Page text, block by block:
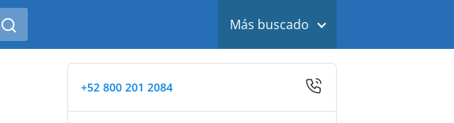
Más buscado
+52 800 201 2084